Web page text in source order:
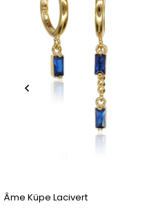
Âme Küpe Lacivert